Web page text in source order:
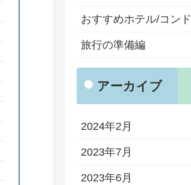
おすすめホテル/コンド
旅行の準備編
アーカイブ
2024年2月
2023年7月
2023年6月